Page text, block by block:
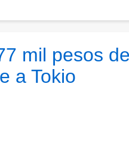
mil pesos
a Tokio